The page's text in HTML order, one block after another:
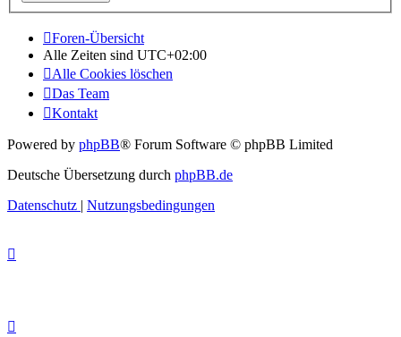
Foren-Übersicht
Alle Zeiten sind UTC+02:00
Alle Cookies löschen
Das Team
Kontakt
Powered by phpBB® Forum Software © phpBB Limited
Deutsche Übersetzung durch phpBB.de
Datenschutz | Nutzungsbedingungen